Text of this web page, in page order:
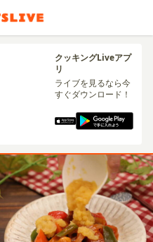
クッキングLiveアプ
リ
ライブを見るなら今
すぐダウンロード！